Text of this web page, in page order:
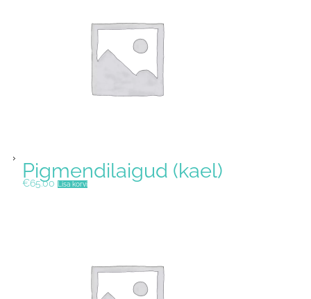
Pigmendilaigud (kael)
€65.00 Lisa korvi